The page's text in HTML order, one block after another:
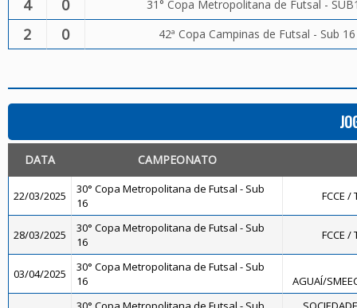
4 0 31° Copa Metropolitana de Futsal -
2 0 42ª Copa Campinas de Futsal - Sub 16
DATA CAMPEONATO
22/03/2025
30° Copa Metropolitana de Futsal - Sub
16
FCCE /
28/03/2025
30° Copa Metropolitana de Futsal - Sub
16
FCCE /
03/04/2025
30° Copa Metropolitana de Futsal - Sub
16
AGUAÍ/